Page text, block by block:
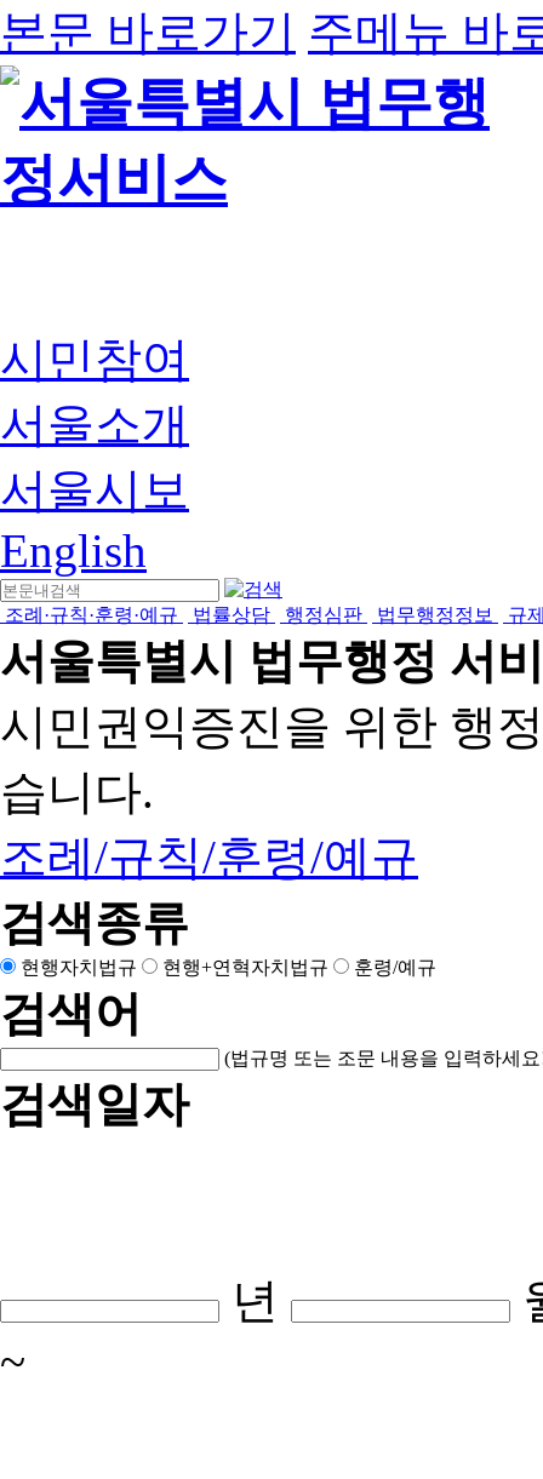
본문 바로가기 주메뉴 바
시민참여
서울소개
서울시보
English
조례·규칙·훈령·예규 법률상담 행정심판 법무행정정보 규
서울특별시 법무행정 서
시민권익증진을 위한 행
습니다.
조례/규칙/훈령/예규
검색종류
현행자치법규 현행+연혁자치법규 훈령/예규
검색어
(법규명 또는 조문 내용을 입력하세
검색일자
년
~